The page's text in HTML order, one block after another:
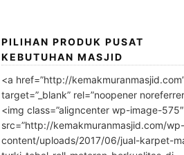
PILIHAN PRODUK PUSAT
KEBUTUHAN MASJID
<a href=”http://
target=”_blank” rel=”noopener
<img class=”aligncenter wp-image-575″
src=”http://kemakmuranmasjid.com/wp-
content/uploads/2017/06/jual-karpet-